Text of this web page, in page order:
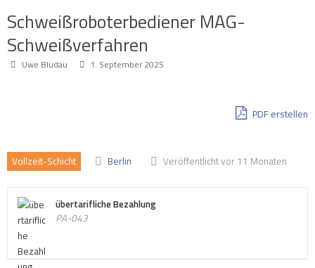
Schweißroboterbediener MAG-
Schweißverfahren
Uwe Bludau 1. September 2025
PDF erstellen
Vollzeit-Schicht Berlin Veröffentlicht vor 11 Monaten
übertarifliche Bezahlung
PA-043